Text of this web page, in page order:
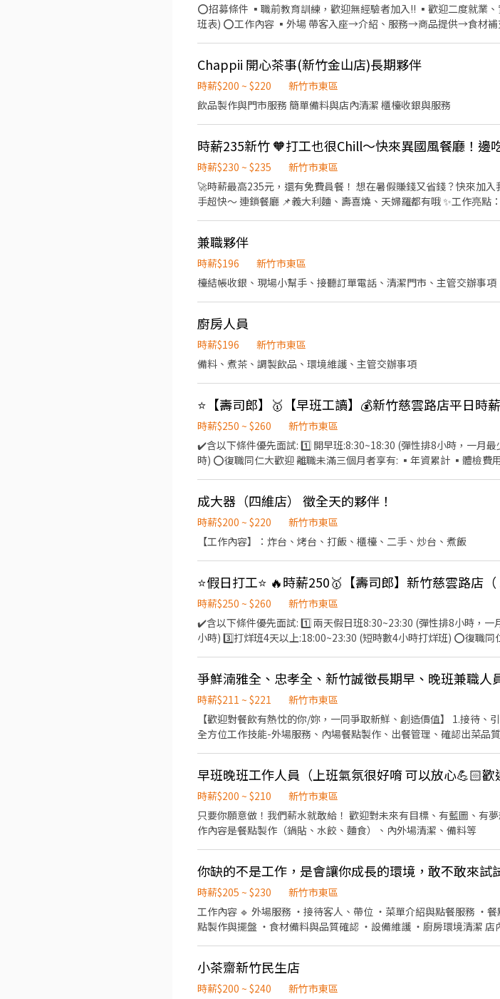
⭕招募條件 ▪職前教育訓練，歡迎無經驗者加入!! ▪歡迎二度就業
班表) ⭕工作內容 ▪外場 帶客入座→介紹、服務→商品提供→食材
商業禮儀、衛生知識及專業的烹飪技巧，還可接觸店鋪的經營管理
善，依努力及成果將有升遷加薪的機會 ▪享有完善的福利制度，加
台灣，讓更多人有機會品嚐美味平價壽司，致力成為頂尖品牌
Chappii 開心茶事(新竹金山店)長期夥伴
時薪$200 ~ $220
新竹市東區
飲品製作與門市服務 簡單備料與店內清潔 櫃檯收銀與服務
時薪$230 ~ $235
新竹市東區
🚀時薪最高235元，還有免費員餐！ 想在暑假賺錢又省錢？快來加入我們的餐廳小幫手團隊！ 不用經驗，完整教育訓練，保證上
手超快～ 連鎖餐廳 📌義大利麵、壽喜燒、天婦羅都有哦 ✨工作亮點： 免經驗門檻：新手也能輕鬆上工 免費供餐：邊工作邊享美
4天(包含至少一天六日) 👩‍🍳工作內容： 內場：食材備料、甜點製作、環境清潔 ♥應徵流程 填寫線上履歷>>參加視訊說明>>門市
面試 順利錄取後需配合體撿>>安排報到哦 🔸🔸🔸🔸🔸🔸🔸🔸 (◔◡◔)應徵、詢問歡迎直接聯繫 招募專員癩 https://lin.ee/PGxf2s9
加入後請留言 :姓名/電話/應徵工作截圖
兼職夥伴
時薪$196
新竹市東區
檯結帳收銀、現場小幫手、接聽訂單電話、清潔門市、主管交辦事項
廚房人員
時薪$196
新竹市東區
備料、煮茶、調製飲品、環境維護、主管交辦事項
時薪$250 ~ $260
新竹市東區
✔️含以下條件優先面試: 1️⃣ 開早班:8:30~18:30 (彈性排8小時，一月
時) ⭕復職同仁大歡迎 離職未滿三個月者享有: ▪年資累計 ▪體檢
物品收納→清潔整理環境維護 等 ▪內場 商品進貨、準備、整理→
利 ▪生日禮券 ▪不定期活動競賽獎金 ▪💹一年4次考核及調薪 ▪💵
隊合作及交流，採納同仁的意見，提升參與感 ▪除學習到日本商業
理，例如：成本控管及數據分析等專業知識 ▪升遷快速且制度完善
加班費為5分鐘為單位計算，重視員工的辛勤付出 ▪計畫拓展全台
基本保障 ①加班費(以5分鐘為單位計算) ②勞保、健保、意外險 ③
生 福利制度完善，提供加班費 時薪制契約，薪資以該任職店鋪時薪
不完 依介紹職位及任職期間不同，發放5,000~12,000元介紹獎金
成大器（四維店） 徵全天的夥伴！
時薪$200 ~ $220
新竹市東區
【工作內容】：炸台、烤台、打飯、櫃檯、二手、炒台、煮飯
時薪$250 ~ $260
新竹市東區
✔️含以下條件優先面試: 1️⃣ 兩天假日班8:30~23:30 (彈性排8小時，
小時) 3️⃣打烊班4天以上:18:00~23:30 (短時數4小時打烊班) ⭕復職
單飲料製作→ 確認結帳金額→收銀結帳→客席收桌整理→物品收納
製作→提供餐點→餐具清洗→庫存盤點、出貨 等 ⭕獎金福利 ▪生日
班費5分鐘為單位計算 ⭕企業魅力 ▪「以人為本」注重團隊合作及
儀、衛生知識及專業的烹飪技巧，還可接觸店鋪的經營管理，例如
努力及成果將有升遷加薪的機會 ▪享有完善的福利制度，加班費為
讓更多人有機會品嚐美味平價壽司，致力成為頂尖品牌 ⭕基本保
提撥勞工退休新制6% ④特休／年假按照勞基法規定 ⑤颱風天出勤
主 【介紹制度】 歡迎介紹親朋好友一同任職，介紹獎金拿不完 依介
爭鮮湳雅全、忠孝全、新竹誠徵長期早、晚班兼職人
時薪$211 ~ $221
新竹市東區
【歡迎對餐飲有熱忱的你/妳，一同爭取新鮮、創造價值】 1.接待
全方位工作技能-外場服務、內場餐點製作、出餐管理、確認出菜品
時薪$200 ~ $210
新竹市東區
只要你願意做！我們薪水就敢給！ 歡迎對未來有目標、有藍圖、有
作內容是餐點製作（鍋貼、水餃、麵食）、內外場清潔、備料等
時薪$205 ~ $230
新竹市東區
工作內容 🔹 外場服務 ・接待客人、帶位 ・菜單介紹與點餐服務 ・餐點送餐與桌面整理 ・維持良好的用餐環境 🔹 內場製作 ・餐
點製
小茶齋新竹民生店
時薪$200 ~ $240
新竹市東區